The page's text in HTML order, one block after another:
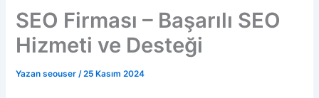
SEO Firması – Başarılı SEO
Hizmeti ve Desteği
Yazan seouser/25 Kasım 2024